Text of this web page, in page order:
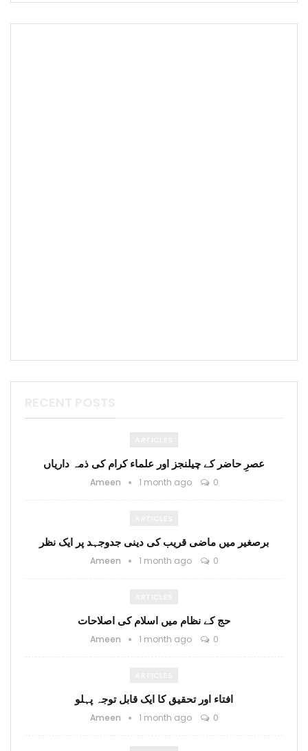
عصرِ حاضر کے چیلنجز اور علماء کرام کی ذمہ داریاں
Ameen 1 month ago 0
برصغیر میں ماضی قریب کی دینی جدوجہد پر ایک نظر
Ameen 1 month ago 0
حج کے نظام میں اسلام کی اصلاحات
Ameen 1 month ago 0
افتاء اور تحقیق کا ایک قابل توجہ پہلو
Ameen 1 month ago 0